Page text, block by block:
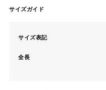
サイズガイド
サイズ表記
全長